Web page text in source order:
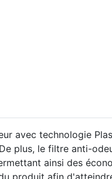
avec technologie
plus, le filtre anti-
ainsi des
produit afin